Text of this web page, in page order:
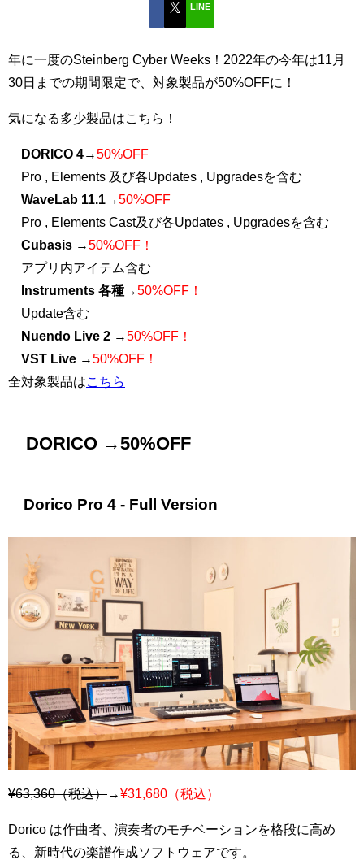
LINE
年に一度のSteinberg Cyber Weeks！2022年の今年は11月
30日までの期間限定で、対象製品が50%OFFに！
気になる多少製品はこちら！
DORICO 4→50%OFF
Pro , Elements 及び各Updates , Upgradesを含む
WaveLab 11.1→50%OFF
Pro , Elements Cast及び各Updates , Upgradesを含む
Cubasis →50%OFF！
アプリ内アイテム含む
Instruments 各種→50%OFF！
Update含む
Nuendo Live 2 →50%OFF！
VST Live →50%OFF！
全対象製品はこちら
DORICO →50%OFF
Dorico Pro 4 - Full Version
¥63,360（税込）→¥31,680（税込）
Dorico は作曲者、演奏者のモチベーションを格段に高め
る、新時代の楽譜作成ソフトウェアです。